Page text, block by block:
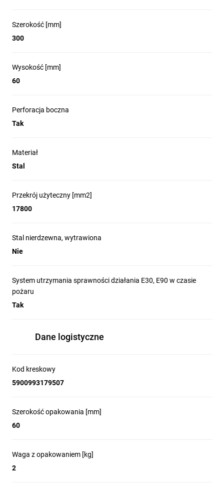
Szerokość [mm]
300
Wysokość [mm]
60
Perforacja boczna
Tak
Materiał
Stal
Przekrój użyteczny [mm2]
17800
Stal nierdzewna, wytrawiona
Nie
System utrzymania sprawności działania E30, E90 w czasie
pożaru
Tak
Dane logistyczne
Kod kreskowy
5900993179507
Szerokość opakowania [mm]
60
Waga z opakowaniem [kg]
2